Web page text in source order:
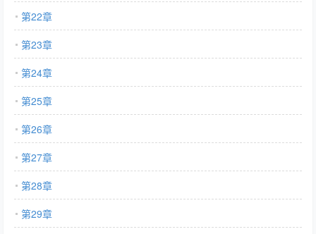
第22章
第23章
第24章
第25章
第26章
第27章
第28章
第29章